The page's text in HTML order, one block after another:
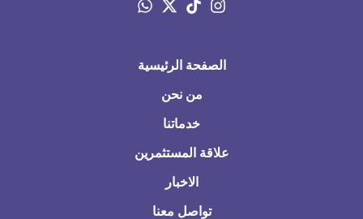
الصفحة الرئيسية
من نحن
خدماتنا
علاقة المستثمرين
الاخبار
تواصل معنا